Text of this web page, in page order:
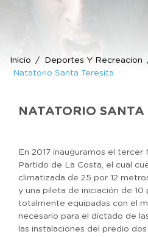
Inicio
Deportes Y Recreacion
Natatorio Santa Teresita
NATATORIO SANTA
En 2017 inauguramos el tercer
Partido de La Costa, el cual
climatizada de 25 por 12
y una pileta de iniciación de
totalmente equipadas con el
necesario para el dictado de
las instalaciones del predio